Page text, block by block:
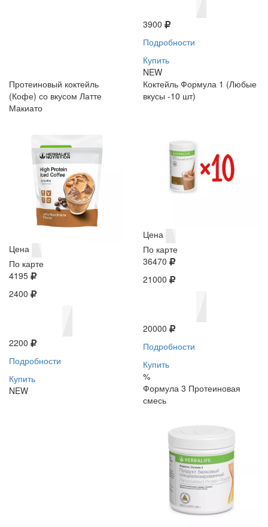
3900
Подробности
Купить
NEW
Протеиновый коктейль
(Кофе) со вкусом Латте
Макиато
Цена
По карте
4195
2400
2200
Подробности
Купить
NEW
Коктейль Формула 1 (Любые
вкусы -10 шт)
Цена
По карте
36470
21000
20000
Подробности
Купить
%
Формула 3 Протеиновая
смесь